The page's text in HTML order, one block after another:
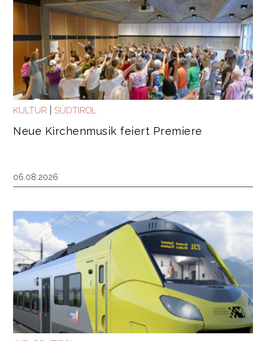
KULTUR | SÜDTIROL
Neue Kirchenmusik feiert Premiere
06.08.2026